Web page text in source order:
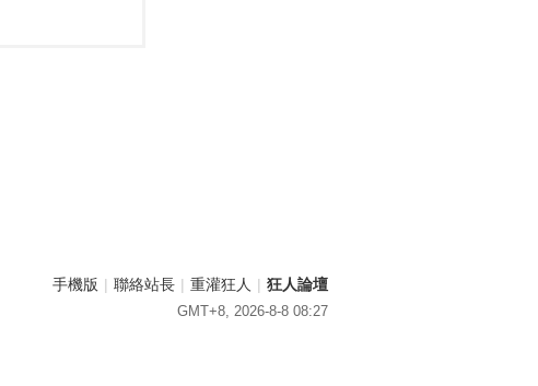
手機版 | 聯絡站長 | 重灌狂人 | 狂人論壇
GMT+8, 2026-8-8 08:27